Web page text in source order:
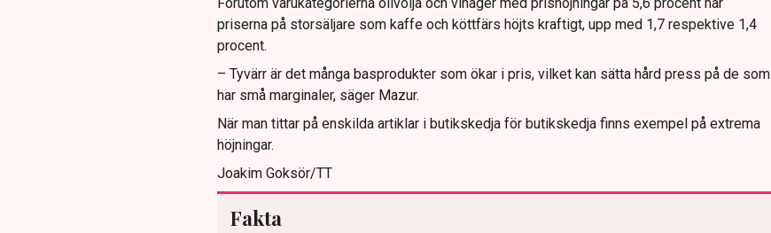
priserna på storsäljare som kaffe och köttfärs höjts kraftigt, upp med 1,7 respektive 1,4
procent.
– Tyvärr är det många basprodukter som ökar i pris, vilket kan sätta hård press på de som
har små marginaler, säger Mazur.
När man tittar på enskilda artiklar i butikskedja för butikskedja finns exempel på extrema
höjningar.
Joakim Goksör/TT
Fakta